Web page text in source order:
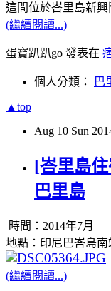
這間位於峇里島新興
(繼續閱讀...)
蛋寶趴趴go 發表在
個人分類： 巴
▲top
Aug 10 Sun
[峇里島
巴里島
時間：2014年7月
地點：印尼巴峇島南
(繼續閱讀...)